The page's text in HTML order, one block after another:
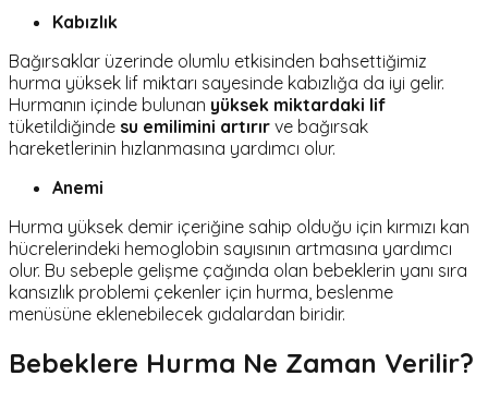
Kabızlık
Bağırsaklar üzerinde olumlu etkisinden bahsettiğimiz
hurma yüksek lif miktarı sayesinde kabızlığa da iyi gelir.
Hurmanın içinde bulunan yüksek miktardaki lif
tüketildiğinde su emilimini artırır ve bağırsak
hareketlerinin hızlanmasına yardımcı olur.
Anemi
Hurma yüksek demir içeriğine sahip olduğu için kırmızı kan
hücrelerindeki hemoglobin sayısının artmasına yardımcı
olur. Bu sebeple gelişme çağında olan bebeklerin yanı sıra
kansızlık problemi çekenler için hurma, beslenme
menüsüne eklenebilecek gıdalardan biridir.
Bebeklere Hurma Ne Zaman Verilir?